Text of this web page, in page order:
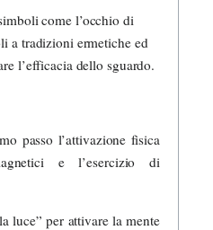
come l’occhio di
a tradizioni ermetiche ed
l’efficacia dello sguardo.
passo l’attivazione fisica
e l’esercizio di
luce” per attivare la mente